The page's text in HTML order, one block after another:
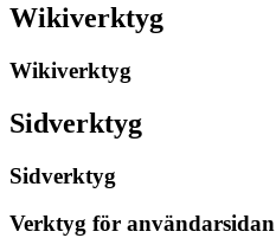
Wikiverktyg
Wikiverktyg
Sidverktyg
Sidverktyg
Verktyg för användarsidan